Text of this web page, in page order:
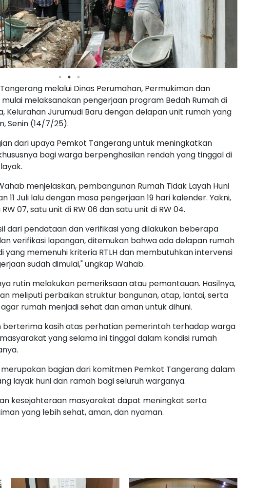
melalui Dinas Perumahan, Permukiman dan
melaksanakan pengerjaan program Bedah Rumah di
Kelurahan Jurumudi Baru dengan delapan unit rumah yang
Senin (14/7/25).
dari upaya Pemkot Tangerang untuk meningkatkan
bagi warga berpenghasilan rendah yang tinggal di
menjelaskan, pembangunan Rumah Tidak Layah Huni
11 Juli lalu dengan masa pengerjaan 19 hari kalender. Yakni,
07, satu unit di RW 06 dan satu unit di RW 04.
dari pendataan dan verifikasi yang dilakukan beberapa
verifikasi lapangan, ditemukan bahwa ada delapan rumah
yang memenuhi kriteria RTLH dan membutuhkan intervensi
sudah dimulai," ungkap Wahab.
rutin melakukan pemeriksaan atau pemantauan. Hasilnya,
meliputi perbaikan struktur bangunan, atap, lantai, serta
rumah menjadi sehat dan aman untuk dihuni.
berterima kasih atas perhatian pemerintah terhadap warga
yang selama ini tinggal dalam kondisi rumah
merupakan bagian dari komitmen Pemkot Tangerang dalam
layak huni dan ramah bagi seluruh warganya.
kesejahteraan masyarakat dapat meningkat serta
yang lebih sehat, aman, dan nyaman.